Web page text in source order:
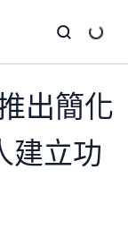
出簡化
建立功